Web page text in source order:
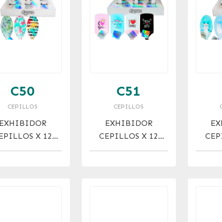
C50
CEPILLOS
X 12
TROPICAL
C51
CEPILLOS
EXHIBIDOR
CEPILLOS X 12
SPAZZOLA DISEÑO